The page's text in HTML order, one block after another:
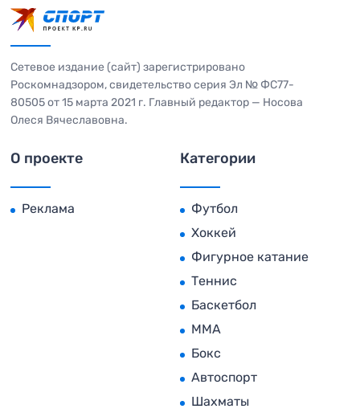
Сетевое издание (сайт) зарегистрировано
Роскомнадзором, свидетельство серия Эл № ФС77-
80505 от 15 марта 2021 г. Главный редактор — Носова
Олеся Вячеславовна.
О проекте
Реклама
Категории
Футбол
Хоккей
Фигурное катание
Теннис
Баскетбол
MMA
Бокс
Автоспорт
Шахматы